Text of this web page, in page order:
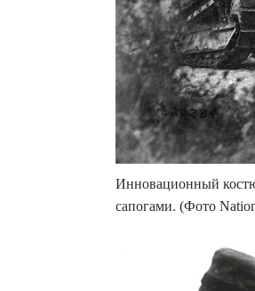
Инновационный
сапогами. (Фото